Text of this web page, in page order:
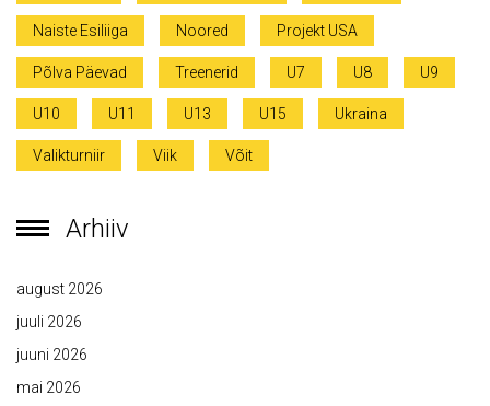
Naiste Esiliiga Noored Projekt USA
Põlva Päevad Treenerid U7 U8 U9
U10 U11 U13 U15 Ukraina
Valikturniir Viik Võit
Arhiiv
august 2026
juuli 2026
juuni 2026
mai 2026